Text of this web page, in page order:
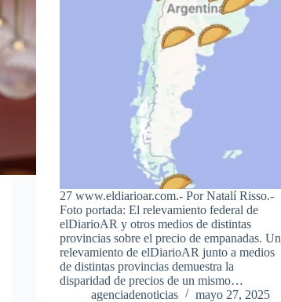
27 www.eldiarioar.com.- Por Natalí Risso.-
Foto portada: El relevamiento federal de
elDiarioAR y otros medios de distintas
provincias sobre el precio de empanadas. Un
relevamiento de elDiarioAR junto a medios
de distintas provincias demuestra la
disparidad de precios de un mismo…
agenciadenoticias
mayo 27, 2025